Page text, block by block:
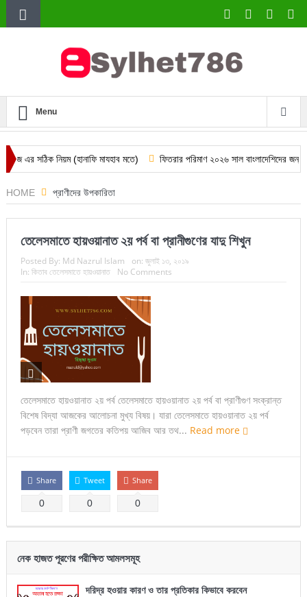
Menu
নিয়ম (হানাফি মাযহাব মতে) ফিতরার পরিমাণ ২০২৬ সাল বাংলাদেশিদের জন্য
HOME প্রাণীদের উপকারিতা
তেলেসমাতে হায়ওয়ানাত ২য় পর্ব বা প্রানীগুণের যাদু শিখুন
Posted By: Md Nazrul Islam on: জুলাই ১৩, ২০১৯
In: কিতাব তেলেসমাতে হায়ওয়ানাত No Comments
তেলেসমাতে হায়ওয়ানাত ২য় পর্ব তেলেসমাতে হায়ওয়ানাত ২য় পর্ব বা প্রাণীগুণ সংক্রান্ত
বিশেষ বিদ্যা আজকের আলোচনা মুখ্য বিষয়। যারা তেলেসমাতে হায়ওয়ানাত ২য় পর্ব
পড়বেন তারা প্রাণী জগতের কতিপয় আজিব আর তথ... Read more
Share
0
Tweet
0
Share
0
নেক হাজত পূরণের পরীক্ষিত আমলসমূহ
দরিদ্র হওয়ার কারণ ও তার প্রতিকার কিভাবে করবেন